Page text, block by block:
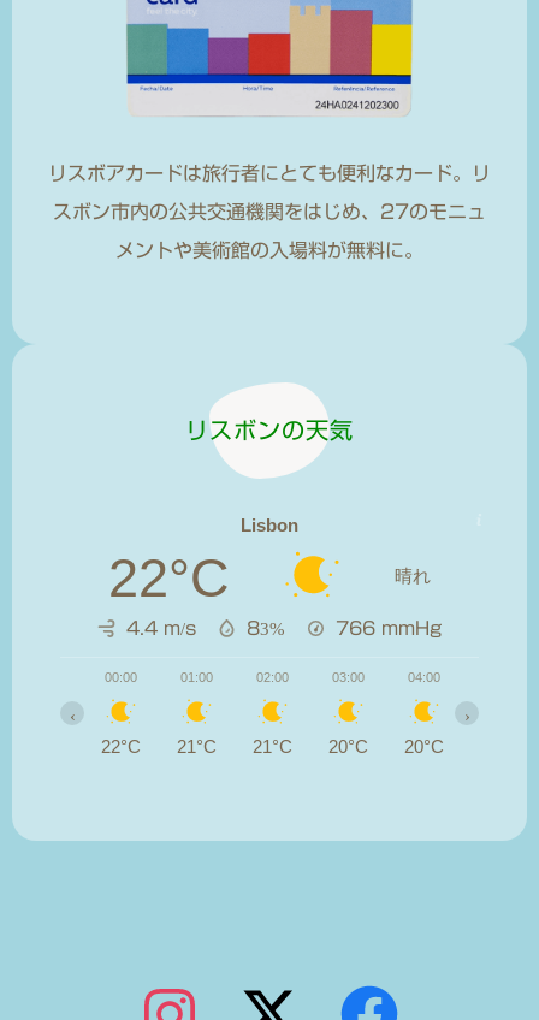
リスボアカードは旅行者にとても便利なカード。リ
スボン市内の公共交通機関をはじめ、27のモニュ
メントや美術館の入場料が無料に。
リスボンの天気
Lisbon
22°C 晴れ
4.4 m/s 83% 766 mmHg
00:00
22°C
01:00
21°C
02:00
21°C
03:00
20°C
04:00
20°C
‹ ›